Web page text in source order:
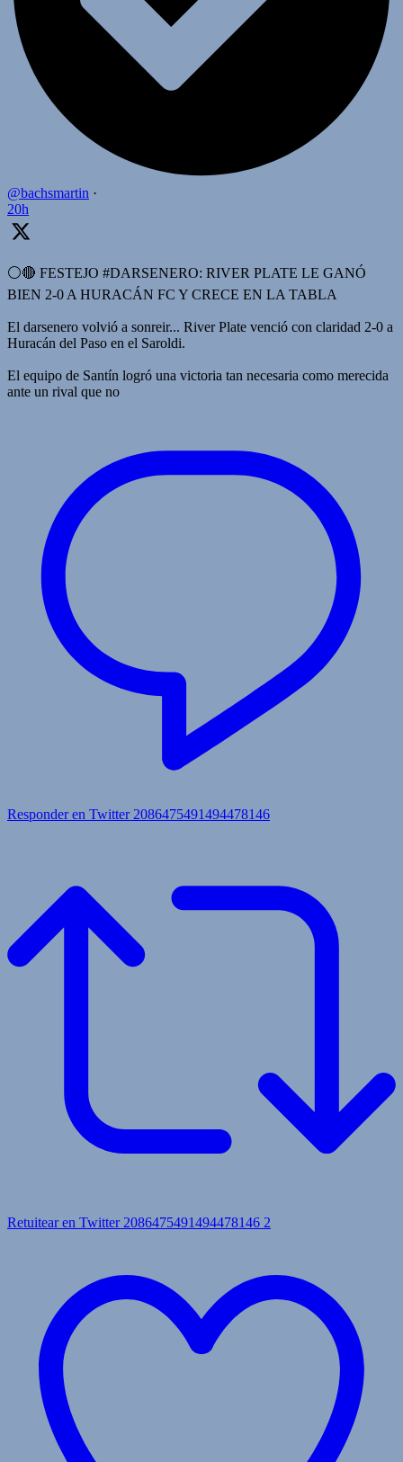
@bachsmartin ·
20h
⚪️🔴 FESTEJO #DARSENERO: RIVER PLATE LE GANÓ
BIEN 2-0 A HURACÁN FC Y CRECE EN LA TABLA
El darsenero volvió a sonreir... River Plate venció con claridad 2-0 a
Huracán del Paso en el Saroldi.
El equipo de Santín logró una victoria tan necesaria como merecida
ante un rival que no
Responder en Twitter 2086475491494478146
Retuitear en Twitter 2086475491494478146 2